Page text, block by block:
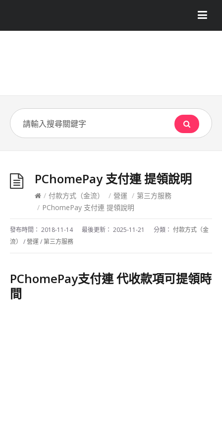
PChomePay 支付連 提領說明
/ 付款方式（金流） / 營運 / 第三方服務
/ PChomePay 支付連 提領說明
發布時間： 2018-11-14 最後更新： 2025-11-21 分類： 付款方式（金
流）
/營運 /第三方服務
PChomePay支付連 代收款項可提領時
間